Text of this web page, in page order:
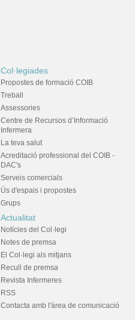
Col·legiades
Propostes de formació COIB
Treball
Assessories
Centre de Recursos d’Informació
Infermera
La teva salut
Acreditació professional del COIB -
DAC's
Serveis comercials
Ús d'espais i propostes
Grups
Actualitat
Notícies del Col·legi
Notes de premsa
El Col·legi als mitjans
Recull de premsa
Revista Infermeres
RSS
Contacta amb l'àrea de comunicació